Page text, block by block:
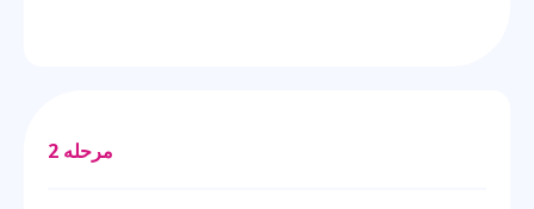
مرحله 2